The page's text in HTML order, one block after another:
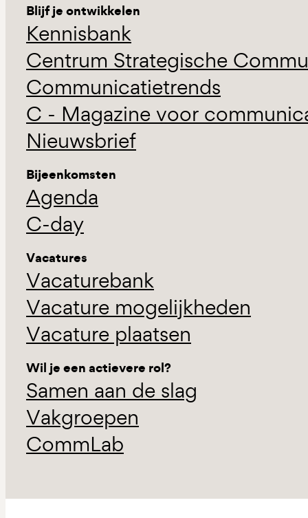
Blijf je ontwikkelen
Kennisbank
Centrum Strategische
Communicatietrends
C - Magazine voor
Nieuwsbrief
Bijeenkomsten
Agenda
C-day
Vacatures
Vacaturebank
Vacature mogelijkheden
Vacature plaatsen
Wil je een actievere rol?
Samen aan de slag
Vakgroepen
CommLab